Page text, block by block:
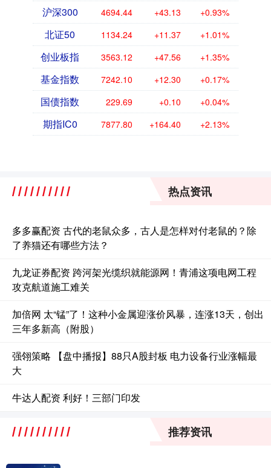
沪深300 4694.44 +43.13 +0.93%
北证50 1134.24 +11.37 +1.01%
创业板指 3563.12 +47.56 +1.35%
基金指数 7242.10 +12.30 +0.17%
国债指数 229.69 +0.10 +0.04%
期指IC0 7877.80 +164.40 +2.13%
热点资讯
多多赢配资 古代的老鼠众多，古人是怎样对付老鼠的？除
了养猫还有哪些方法？
九龙证券配资 跨河架光缆织就能源网！青浦这项电网工程
攻克航道施工难关
加倍网 太“锰”了！这种小金属迎涨价风暴，连涨13天，创出
三年多新高（附股）
强翎策略 【盘中播报】88只A股封板 电力设备行业涨幅最
大
牛达人配资 利好！三部门印发
推荐资讯